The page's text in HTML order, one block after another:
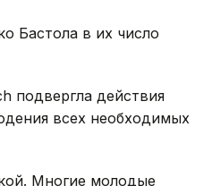
Бастола в их число
подвергла действия
всех необходимых
Многие молодые